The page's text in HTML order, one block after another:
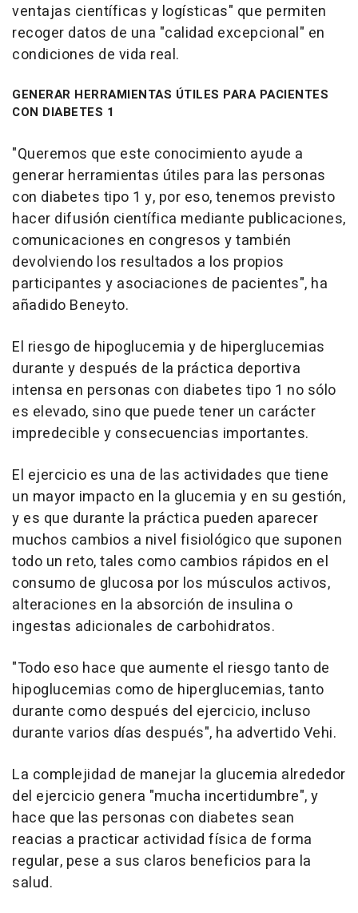
ventajas científicas y logísticas" que permiten
recoger datos de una "calidad excepcional" en
condiciones de vida real.
GENERAR HERRAMIENTAS ÚTILES PARA PACIENTES
CON DIABETES 1
"Queremos que este conocimiento ayude a
generar herramientas útiles para las personas
con diabetes tipo 1 y, por eso, tenemos previsto
hacer difusión científica mediante publicaciones,
comunicaciones en congresos y también
devolviendo los resultados a los propios
participantes y asociaciones de pacientes", ha
añadido Beneyto.
El riesgo de hipoglucemia y de hiperglucemias
durante y después de la práctica deportiva
intensa en personas con diabetes tipo 1 no sólo
es elevado, sino que puede tener un carácter
impredecible y consecuencias importantes.
El ejercicio es una de las actividades que tiene
un mayor impacto en la glucemia y en su gestión,
y es que durante la práctica pueden aparecer
muchos cambios a nivel fisiológico que suponen
todo un reto, tales como cambios rápidos en el
consumo de glucosa por los músculos activos,
alteraciones en la absorción de insulina o
ingestas adicionales de carbohidratos.
"Todo eso hace que aumente el riesgo tanto de
hipoglucemias como de hiperglucemias, tanto
durante como después del ejercicio, incluso
durante varios días después", ha advertido Vehi.
La complejidad de manejar la glucemia alrededor
del ejercicio genera "mucha incertidumbre", y
hace que las personas con diabetes sean
reacias a practicar actividad física de forma
regular, pese a sus claros beneficios para la
salud.